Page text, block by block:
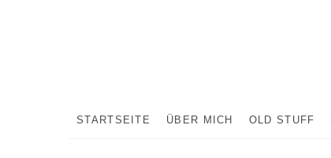
STARTSEITE ÜBER MICH OLD STUFF